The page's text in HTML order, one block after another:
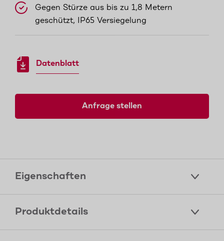
Gegen Stürze aus bis zu 1,8 Metern
geschützt, IP65 Versiegelung
Datenblatt
Anfrage stellen
Eigenschaften
Produktdetails